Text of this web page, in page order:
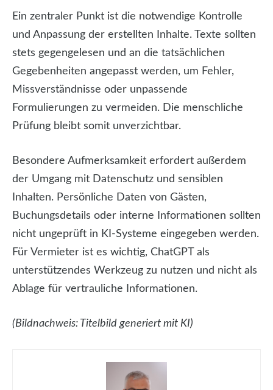
Ein zentraler Punkt ist die notwendige Kontrolle
und Anpassung der erstellten Inhalte. Texte sollten
stets gegengelesen und an die tatsächlichen
Gegebenheiten angepasst werden, um Fehler,
Missverständnisse oder unpassende
Formulierungen zu vermeiden. Die menschliche
Prüfung bleibt somit unverzichtbar.
Besondere Aufmerksamkeit erfordert außerdem
der Umgang mit Datenschutz und sensiblen
Inhalten. Persönliche Daten von Gästen,
Buchungsdetails oder interne Informationen sollten
nicht ungeprüft in KI-Systeme eingegeben werden.
Für Vermieter ist es wichtig, ChatGPT als
unterstützendes Werkzeug zu nutzen und nicht als
Ablage für vertrauliche Informationen.
(Bildnachweis: Titelbild generiert mit KI)